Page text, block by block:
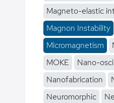
Magneto-elastic
Magnon Instability
Micromagnetism
MOKE
Nano-
Nanofabrication
Neuromorphic